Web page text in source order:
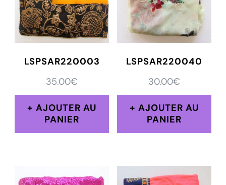
LSPSAR220003
35.00€
AJOUTER AU
PANIER
LSPSAR220040
30.00€
AJOUTER AU
PANIER